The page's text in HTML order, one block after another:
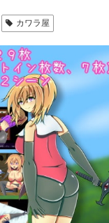
カワラ屋